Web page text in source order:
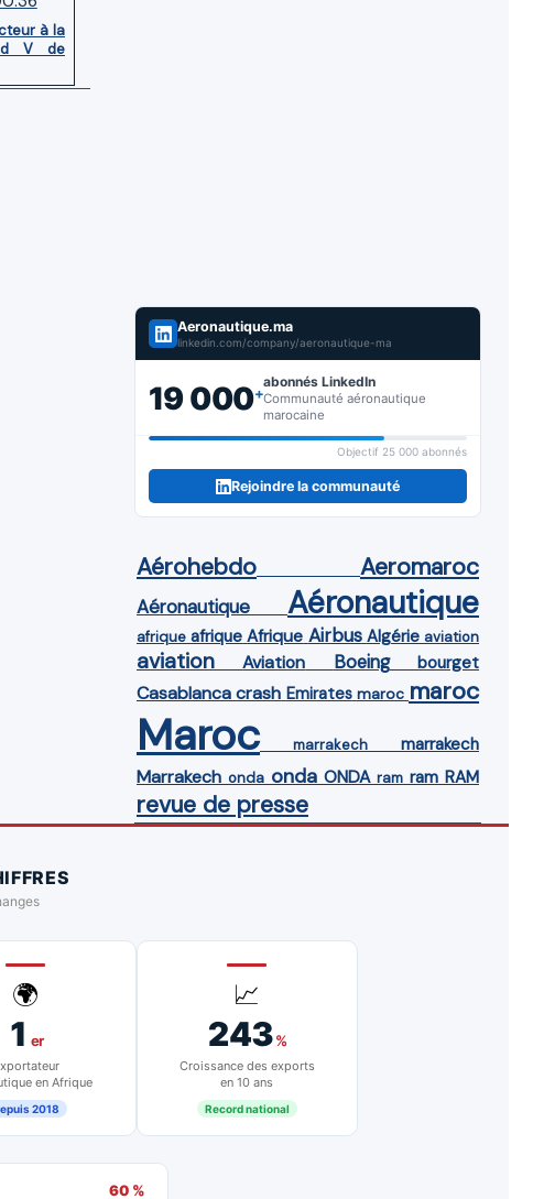
à la
V de
Aeronautique.ma
linkedin.com/company/aeronautique-ma
19 000+
abonnés LinkedIn
Communauté aéronautique
marocaine
Objectif 25 000 abonnés
Rejoindre la communauté
Aérohebdo Aeromaroc
Aéronautique Aéronautique
afrique afrique Afrique Airbus Algérie aviation
aviation Aviation Boeing bourget
Casablanca crash Emirates maroc maroc
Maroc marrakech marrakech
Marrakech onda onda ONDA ram ram RAM
revue de presse
🌍
1 er
en Afrique
2018
📈
243%
Croissance des exports
en 10 ans
Record national
60 %